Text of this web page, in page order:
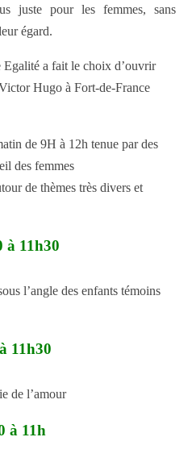
juste pour les femmes, sans
égard.
a fait le choix d’ouvrir
Hugo à Fort-de-France
de 9H à 12h tenue par des
des femmes
de thèmes très divers et
à 11h30
l’angle des enfants témoins
11h30
de l’amour
à 11h